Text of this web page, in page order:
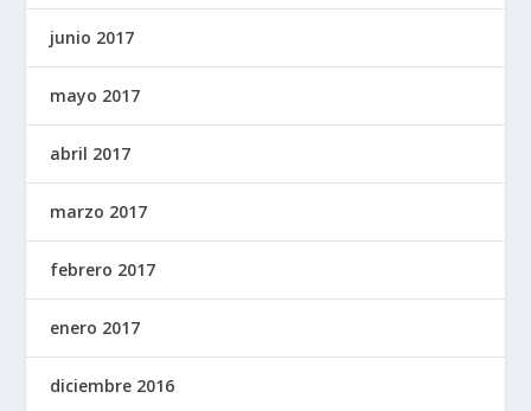
junio 2017
mayo 2017
abril 2017
marzo 2017
febrero 2017
enero 2017
diciembre 2016